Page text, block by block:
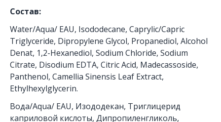
Состав:
Water/Aqua/ EAU, Isododecane, Caprylic/Capric
Triglyceride, Dipropylene Glycol, Propanediol, Alcohol
Denat, 1,2-Hexanediol, Sodium Chloride, Sodium
Citrate, Disodium EDTA, Citric Acid, Madecassoside,
Panthenol, Camellia Sinensis Leaf Extract,
Ethylhexylglycerin.
Вода/Aqua/ EAU, Изододекан, Триглицерид
каприловой кислоты, Дипропиленгликоль,